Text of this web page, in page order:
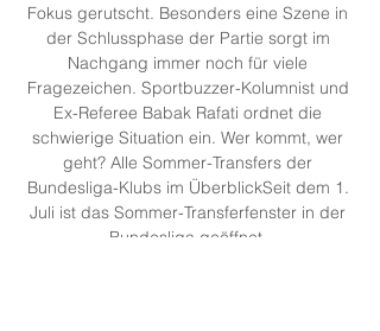
Fokus gerutscht. Besonders eine Szene in
der Schlussphase der Partie sorgt im
Nachgang immer noch für viele
Fragezeichen. Sportbuzzer-Kolumnist und
Ex-Referee Babak Rafati ordnet die
schwierige Situation ein. Wer kommt, wer
geht? Alle Sommer-Transfers der
Bundesliga-Klubs im ÜberblickSeit dem 1.
Juli ist das Sommer-Transferfenster in der
Bundesliga geöffnet.